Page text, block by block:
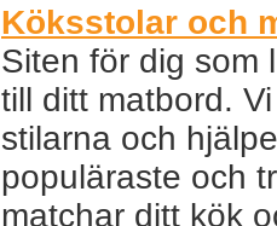
Köksstolar och
Siten för dig som
till ditt matbord.
stilarna och
populäraste och
matchar ditt kök